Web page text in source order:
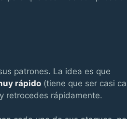
patrones. La idea es que
rápido (tiene que ser casi
retrocedes rápidamente.